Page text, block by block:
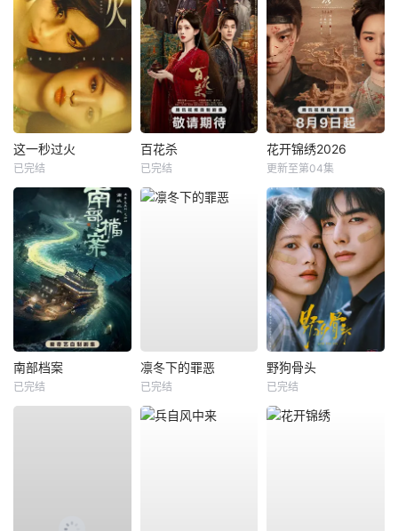
这一秒过火
已完结
百花杀
已完结
花开锦绣2026
更新至第04集
南部档案
已完结
凛冬下的罪恶
已完结
野狗骨头
已完结